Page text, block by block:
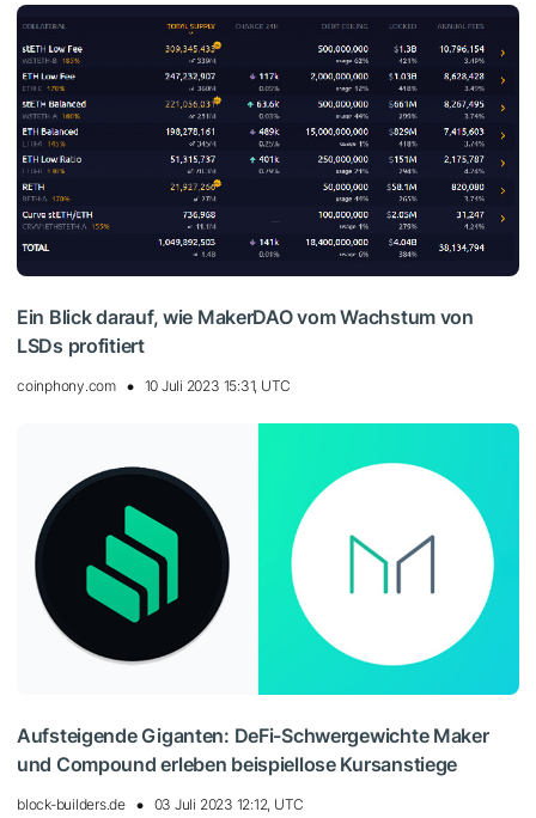
Ein Blick darauf, wie MakerDAO vom Wachstum von
LSDs profitiert
coinphony.com 10 Juli 2023 15:31, UTC
Aufsteigende Giganten: DeFi-Schwergewichte Maker
und Compound erleben beispiellose Kursanstiege
block-builders.de 03 Juli 2023 12:12, UTC